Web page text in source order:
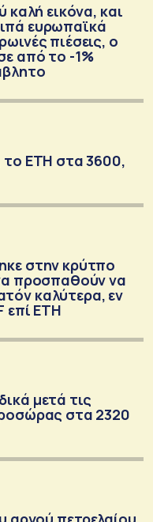
καλή εικόνα, και
ευρωπαϊκά
πιέσεις, ο
από το -1%
το ΕΤΗ στα 3600,
στην κρύτπο
προσπαθούν να
καλύτερα, εν
επί ΕΤΗ
μετά τις
στα 2320